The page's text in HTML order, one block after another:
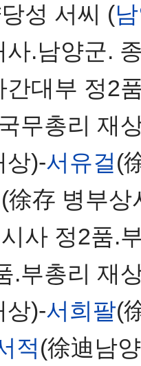
성 서씨 (
사.남양군.
간대부 정2
무총리 재
상)-서유걸(
(徐存 병부상
사 정2품.
.부총리 재
상)-서희팔(
적(徐迪남